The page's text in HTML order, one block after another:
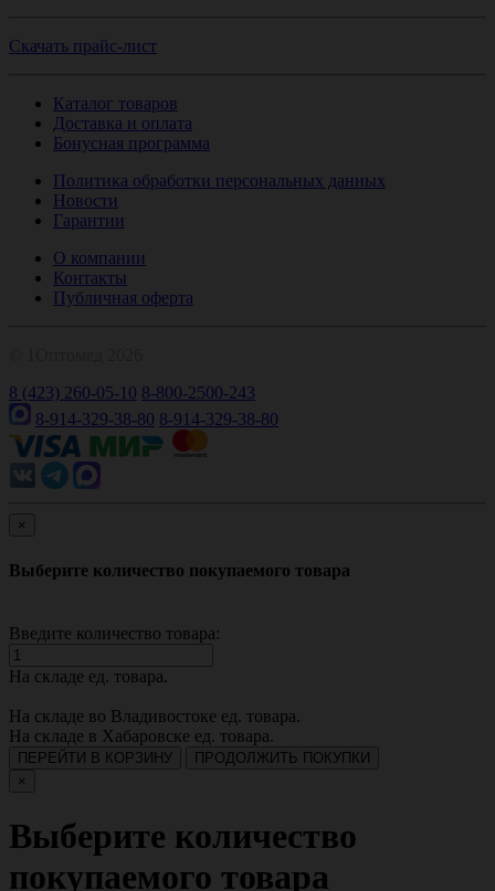
Скачать прайс-лист
Каталог товаров
Доставка и оплата
Бонусная программа
Политика обработки персональных данных
Новости
Гарантии
О компании
Контакты
Публичная оферта
8 (423) 260-05-10 8-800-2500-243
8-914-329-38-80 8-914-329-38-80
×
Выберите количество покупаемого товара
Введите количество товара:
На складе ед. товара.
На складе во Владивостоке ед. товара.
На складе в Хабаровске ед. товара.
ПЕРЕЙТИ В КОРЗИНУ
ПРОДОЛЖИТЬ ПОКУПКИ
×
Выберите количество
покупаемого товара